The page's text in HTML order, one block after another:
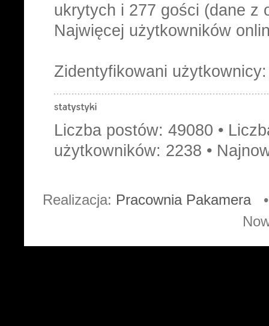
ukrytych i 277 gości (dane z
Najwięcej użytkowników
Zidentyfikowani
Liczba postów: 49080 •
użytkowników: 2238 •
Realizacja: Pracownia Pakamera•